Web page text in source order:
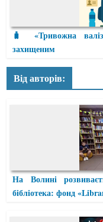
🧳 «Тривожна
захищеним
Від авторів:
На Волині
бібліотека: фонд